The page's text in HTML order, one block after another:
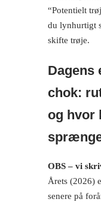
“Potentielt
du lynhurtigt
skifte trøje.
Dagens
chok:
og hvor
OBS – vi
Årets (2026)
senere på